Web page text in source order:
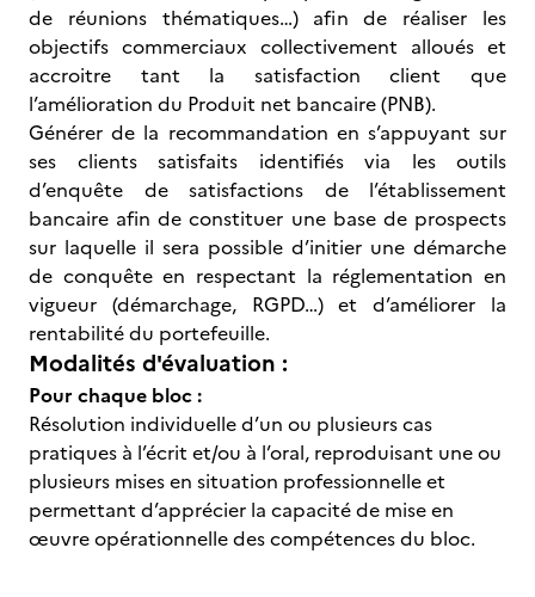
de réunions thématiques…) afin de réaliser les
objectifs commerciaux collectivement alloués et
accroitre tant la satisfaction client que
l’amélioration du Produit net bancaire (PNB).
Générer de la recommandation en s’appuyant sur
ses clients satisfaits identifiés via les outils
d’enquête de satisfactions de l’établissement
bancaire afin de constituer une base de prospects
sur laquelle il sera possible d’initier une démarche
de conquête en respectant la réglementation en
vigueur (démarchage, RGPD…) et d’améliorer la
rentabilité du portefeuille.
Modalités d'évaluation :
Pour chaque bloc :
Résolution individuelle d’un ou plusieurs cas
pratiques à l’écrit et/ou à l’oral, reproduisant une ou
plusieurs mises en situation professionnelle et
permettant d’apprécier la capacité de mise en
œuvre opérationnelle des compétences du bloc.